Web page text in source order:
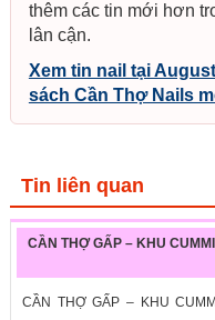
thêm các tin mới hơn
lân cận.
Xem tin nail tại
sách Cần Thợ Nails
Tin liên quan
CẦN THỢ GẤP – KHU
CẦN THỢ GẤP – KHU